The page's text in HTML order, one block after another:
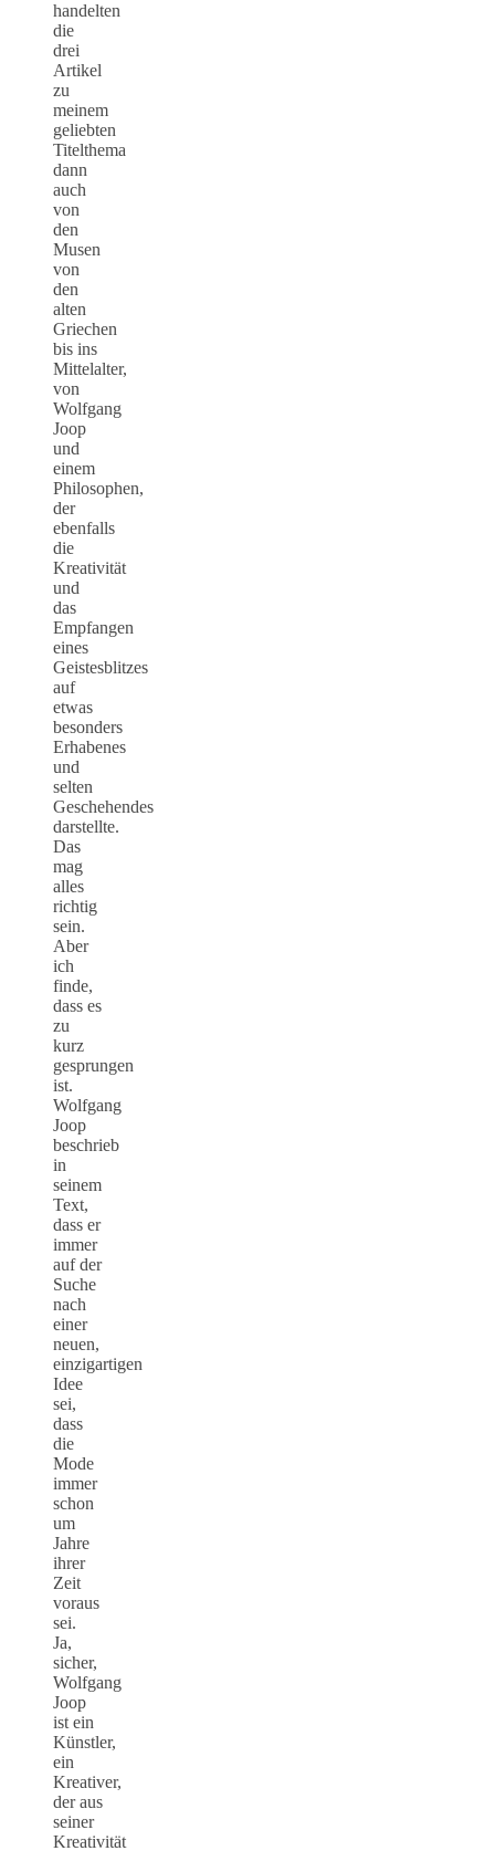
handelten
die
drei
Artikel
zu
meinem
geliebten
Titelthema
dann
auch
von
den
Musen
von
den
alten
Griechen
bis ins
Mittelalter,
von
Wolfgang
Joop
und
einem
Philosophen,
der
ebenfalls
die
Kreativität
und
das
Empfangen
eines
Geistesblitzes
auf
etwas
besonders
Erhabenes
und
selten
Geschehendes
darstellte.
Das
mag
alles
richtig
sein.
Aber
ich
finde,
dass es
zu
kurz
gesprungen
ist.
Wolfgang
Joop
beschrieb
in
seinem
Text,
dass er
immer
auf der
Suche
nach
einer
neuen,
einzigartigen
Idee
sei,
dass
die
Mode
immer
schon
um
Jahre
ihrer
Zeit
voraus
sei.
Ja,
sicher,
Wolfgang
Joop
ist ein
Künstler,
ein
Kreativer,
der aus
seiner
Kreativität